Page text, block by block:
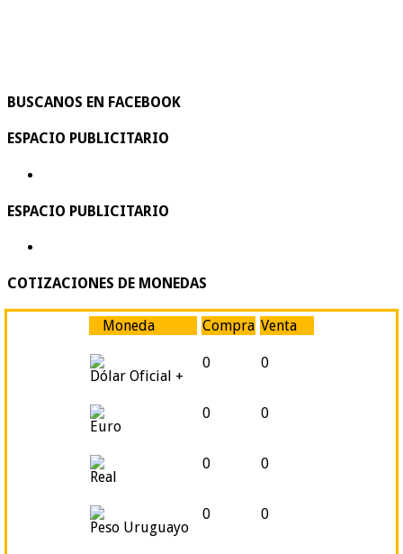
BUSCANOS EN FACEBOOK
ESPACIO PUBLICITARIO
ESPACIO PUBLICITARIO
COTIZACIONES DE MONEDAS
Moneda Compra Venta
Dólar Oficial +
0 0
Euro
0 0
Real
0 0
Peso Uruguayo
0 0